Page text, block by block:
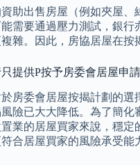
助出售房屋（例如夾屋
需要通過壓力測試，銀
雜。因此，房協居屋在按
提供P按予房委會居屋申
房委會居屋按揭計劃的
險已大大降低。為了簡
業的居屋買家來說，穩
合居屋買家的風險承受能